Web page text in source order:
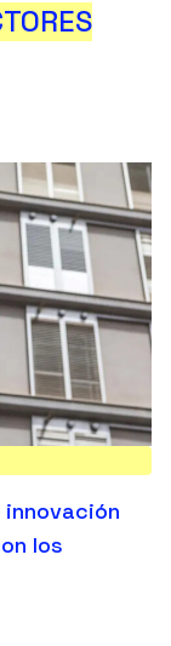
innovación
los